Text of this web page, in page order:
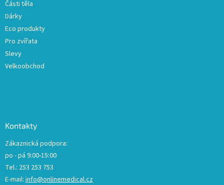
Části těla
Dárky
Eco produkty
Pro zvířata
Slevy
Velkoobchod
Kontakty
Zákaznická podpora:
po - pá 9:00-15:00
Tel.: 253 253 753
E-mail: info@onlinemedical.cz